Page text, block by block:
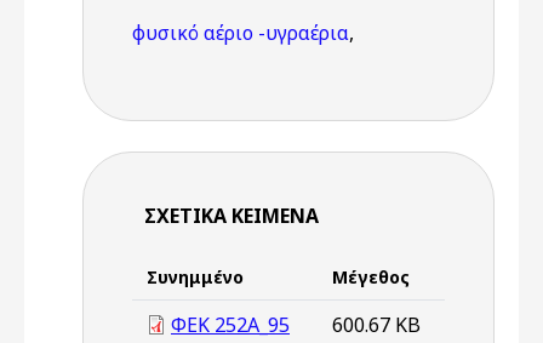
φυσικό αέριο -υγραέρια,
ΣΧΕΤΙΚΆ ΚΕΊΜΕΝΑ
Συνημμένο Μέγεθος
ΦΕΚ 252Α_95 600.67 KB